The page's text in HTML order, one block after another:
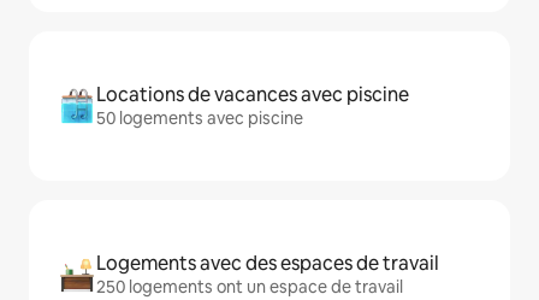
Locations de vacances avec piscine
50 logements avec piscine
Logements avec des espaces de travail
250 logements ont un espace de travail